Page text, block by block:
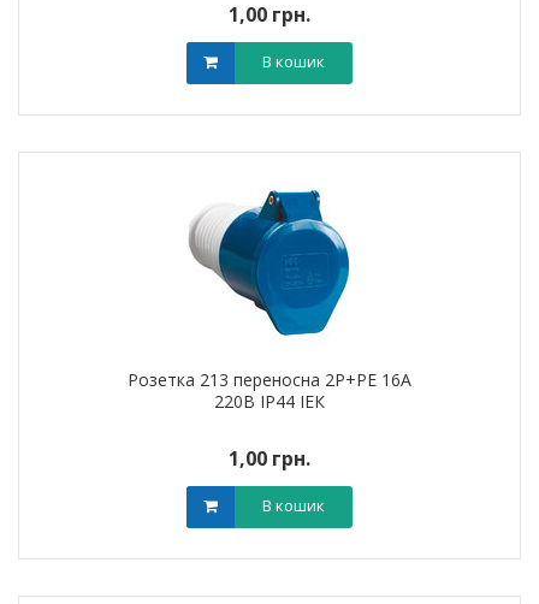
1,00 грн.
В кошик
Розетка 213 переносна 2Р+РЕ 16А
220В IP44 ІЕК
1,00 грн.
В кошик